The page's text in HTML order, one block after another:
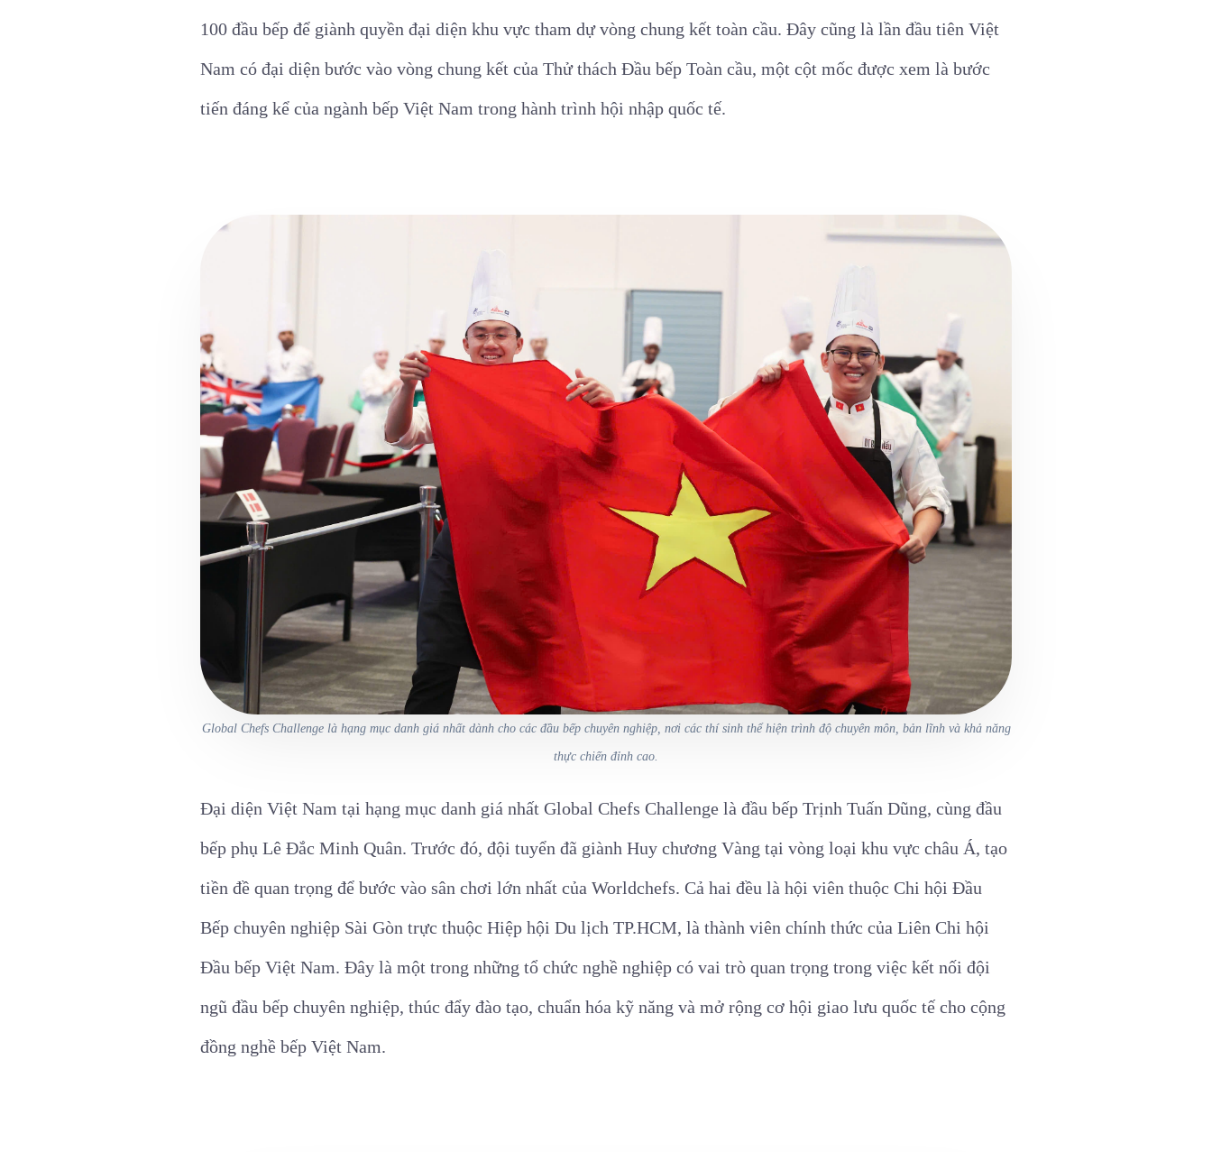
100 đầu bếp để giành quyền đại diện khu vực tham dự vòng chung kết toàn cầu. Đây cũng là lần đầu tiên Việt
Nam có đại diện bước vào vòng chung kết của Thử thách Đầu bếp Toàn cầu, một cột mốc được xem là bước
tiến đáng kể của ngành bếp Việt Nam trong hành trình hội nhập quốc tế.
Global Chefs Challenge là hạng mục danh giá nhất dành cho các đầu bếp chuyên nghiệp, nơi các thí sinh thể hiện trình độ chuyên môn, bản lĩnh và khả năng
thực chiến đỉnh cao.
Đại diện Việt Nam tại hạng mục danh giá nhất Global Chefs Challenge là đầu bếp Trịnh Tuấn Dũng, cùng đầu
bếp phụ Lê Đắc Minh Quân. Trước đó, đội tuyển đã giành Huy chương Vàng tại vòng loại khu vực châu Á, tạo
tiền đề quan trọng để bước vào sân chơi lớn nhất của Worldchefs. Cả hai đều là hội viên thuộc Chi hội Đầu
Bếp chuyên nghiệp Sài Gòn trực thuộc Hiệp hội Du lịch TP.HCM, là thành viên chính thức của Liên Chi hội
Đầu bếp Việt Nam. Đây là một trong những tổ chức nghề nghiệp có vai trò quan trọng trong việc kết nối đội
ngũ đầu bếp chuyên nghiệp, thúc đẩy đào tạo, chuẩn hóa kỹ năng và mở rộng cơ hội giao lưu quốc tế cho cộng
đồng nghề bếp Việt Nam.